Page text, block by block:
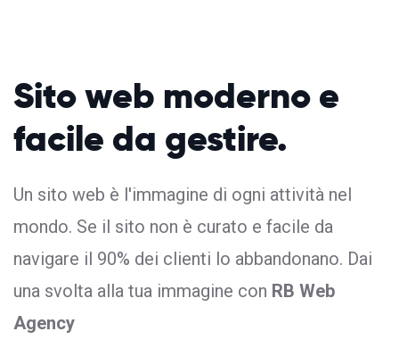
Sito web modernoe
facile da gestire.
Un sito web è l'immagine di ogni attività nel
mondo. Se il sito non è curato e facile da
navigare il 90% dei clienti lo abbandonano. Dai
una svolta alla tua immagine con RB Web
Agency